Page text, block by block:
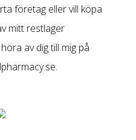
företag eller vill köpa
mitt restlager
av dig till mig på
.